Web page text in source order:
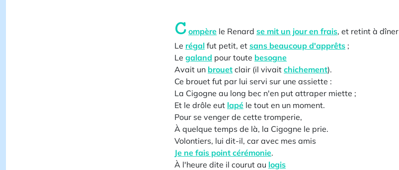
C ompère le Renard se mit un jour en frais, et retint à dîner
Le régal fut petit, et sans beaucoup d'apprêts ;
Le galand pour toute besogne
Avait un brouet clair (il vivait chichement).
Ce brouet fut par lui servi sur une assiette :
La Cigogne au long bec n'en put attraper miette ;
Et le drôle eut lapé le tout en un moment.
Pour se venger de cette tromperie,
À quelque temps de là, la Cigogne le prie.
Volontiers, lui dit-il, car avec mes amis
Je ne fais point cérémonie.
À l'heure dite il courut au logis